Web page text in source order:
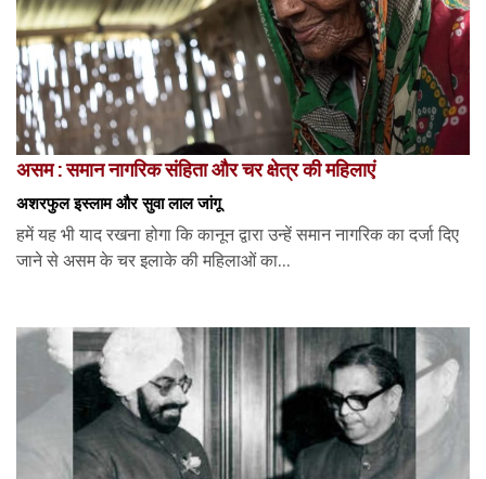
असम : समान नागरिक संहिता और चर क्षेत्र की महिलाएं
अशरफुल इस्लाम और सुवा लाल जांगू
हमें यह भी याद रखना होगा कि कानून द्वारा उन्हें समान नागरिक का दर्जा दिए
जाने से असम के चर इलाके की महिलाओं का...